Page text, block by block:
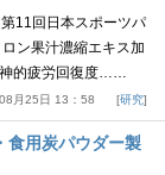
11回日本スポーツパ
ン果汁濃縮エキス加
神的疲労回復度……
月25日 13：58 研究
食用炭パウダー製